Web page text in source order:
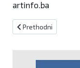
artinfo.ba
Prethodni članak: U
Prethodni